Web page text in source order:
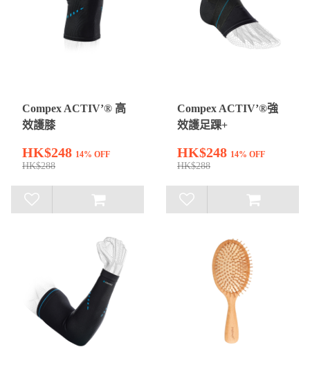
Compex ACTIV’® 高
效護膝
HK$248 14% OFF
HK$288
Compex ACTIV’®強
效護足踝+
HK$248 14% OFF
HK$288